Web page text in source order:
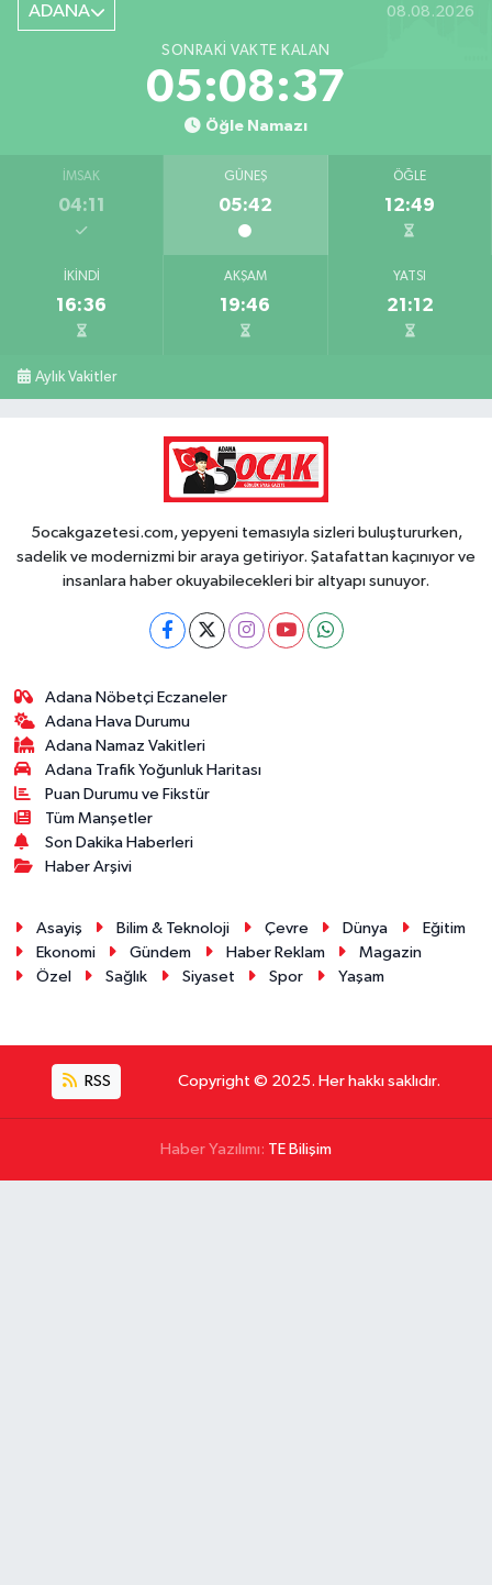
ADANA 08.08.2026
SONRAKI VAKTE KALAN
05:08:37
Öğle Namazı
İMSAK
04:11
GÜNEŞ
05:42
ÖĞLE
12:49
İKINDI
16:36
AKŞAM
19:46
YATSI
21:12
Aylık Vakitler
5ocakgazetesi.com, yepyeni temasıyla sizleri buluştururken,
sadelik ve modernizmi bir araya getiriyor. Şatafattan kaçınıyor ve
insanlara haber okuyabilecekleri bir altyapı sunuyor.
Adana Nöbetçi Eczaneler
Adana Hava Durumu
Adana Namaz Vakitleri
Adana Trafik Yoğunluk Haritası
Puan Durumu ve Fikstür
Tüm Manşetler
Son Dakika Haberleri
Haber Arşivi
Asayiş Bilim & Teknoloji Çevre Dünya
Eğitim
Ekonomi
Gündem Haber Reklam
Magazin
Özel
Sağlık Siyaset Spor Yaşam
RSS Copyright © 2025. Her hakkı saklıdır.
Haber Yazılımı: TE Bilişim